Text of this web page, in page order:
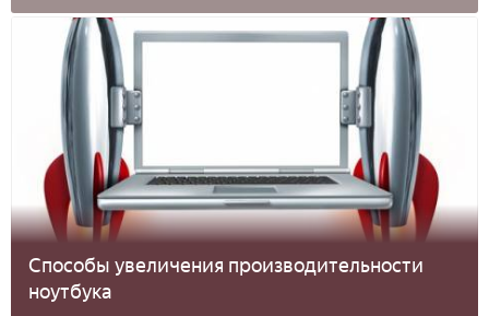
Способы увеличения производительности
ноутбука